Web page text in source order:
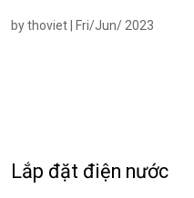
bythoviet Fri/Jun/ 2023
Lắp đặt điện nước